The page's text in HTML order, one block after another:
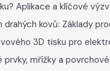
Aplikace a klíčové
kovů: Základy
3D tisku pro
mřížky a